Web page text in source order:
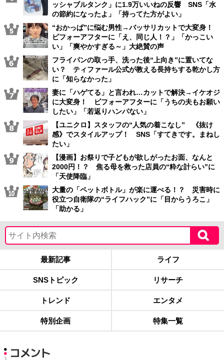
ッシャブルタンク」に1.9万いいねの反響 SNS「水
の節約になったよ」「持ってた方がよい」
“おかっぱ”に悩む男性→バッサリカットで大変身！
ビフォーアフターに「え、同じ人！？」「かっこい
い」「爽やかすぎる～」大絶賛の声
フライパンの取っ手、洗った後“上向き”に置いてな
い？ ティファール公式が教える長持ちする乾かし方
に「知らなかった」
妻に「ハゲてる」と言われ…カットで解決→イケオジ
に大変身！ ビフォーアフターに「うちの夫もお願い
したい」「若返りハンパない」
【ユニクロ】スタッフの“人気の着こなし” 《抜け
感》でスタイルアップ！ SNS「すてきです。まねし
たい」
【漫画】お祭りで子どもが欲しがったお面、なんと
2000円！？ 焦る母を救った店員の“粋な計らい”に
「天使降臨」
大量の「ペットボトル」が楽に運べる！？ 災害時に
役立つ自衛隊の“ライフハック”に「目からうろこ」
「助かる」
最新記事 ライフ
SNSトピック リサーチ
トレンド エンタメ
特別企画 特集一覧
コメント